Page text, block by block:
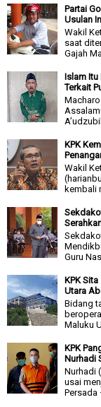
Partai
Usulan
Wakil
saat
Gajah
Islam
Terkait
KPK
Wakil
kembali
Guru
KPK
Utara
Bidang
Maluku
KPK
Nurhadi
Nurhadi
usai
Persada